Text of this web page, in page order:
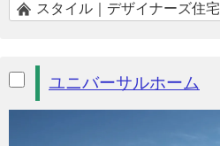
スタイル｜デザイナーズ住宅
ユニバーサルホーム